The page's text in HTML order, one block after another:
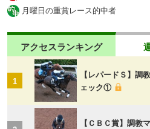
月曜日の重賞レース的中者
アクセスランキング
1
【レパードＳ】調
ェック①
【ＣＢＣ賞】調教